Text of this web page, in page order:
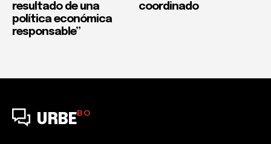
resultado de una
política económica
responsable”
coordinado
URBEBO